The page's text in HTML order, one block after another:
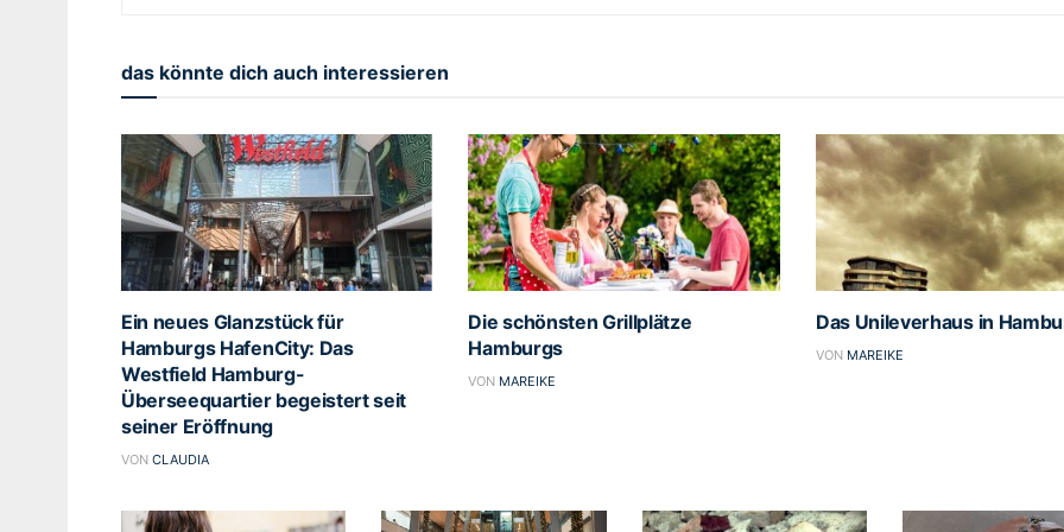
das könnte dich auch interessieren
Ein neues Glanzstück für
Hamburgs HafenCity: Das
Westfield Hamburg-
Überseequartier begeistert seit
seiner Eröffnung
VON CLAUDIA
Die schönsten Grillplätze
Hamburgs
VON MAREIKE
Das Unileverhaus in
VON MAREIKE